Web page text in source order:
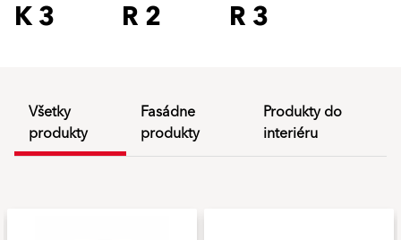
K 3 R 2 R 3
Všetky
produkty
Fasádne
produkty
Produkty do
interiéru